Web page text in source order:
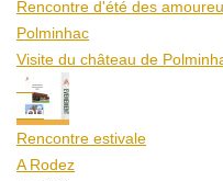
Rencontre d'été des
Polminhac
Visite du château de
12
Aoû
Rencontre estivale
A Rodez